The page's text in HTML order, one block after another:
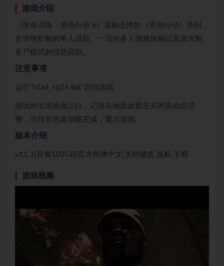
游戏介绍
《使命召唤：黑色行动 6》是标志性的《黑色行动》系列，
史诗电影般的单人战役、一流的多人游戏体验以及波次制
丧尸模式的强势回归。
注意事项
运行“!start_sp24.bat”启动游戏
游玩时出现画面泛白，记得在画面设置里关闭高动态范
围，等待着色器加载完成，重启游戏。
版本介绍
v11.1|容量103GB|官方简体中文|支持键盘.鼠标.手柄
游戏视频